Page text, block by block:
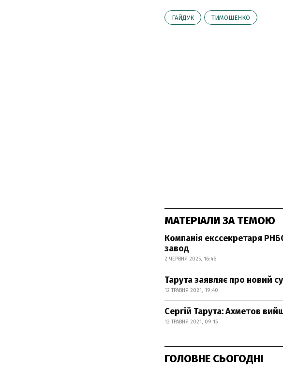
ГАЙДУК ТИМОШЕНКО
МАТЕРІАЛИ ЗА ТЕМОЮ
Компанія екссекретаря
завод
2 ЧЕРВНЯ 2025, 16:46
Тарута заявляє про новий
12 ТРАВНЯ 2021, 19:40
Сергій Тарута: Ахметов
12 ТРАВНЯ 2021, 09:15
ГОЛОВНЕ СЬОГОДНІ